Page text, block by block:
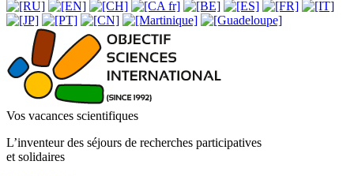
Vos vacances scientifiques
L’inventeur des séjours de recherches participatives
et solidaires